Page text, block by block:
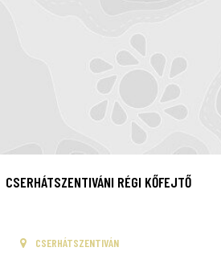
CSERHÁTSZENTIVÁNI RÉGI KŐFEJTŐ
CSERHÁTSZENTIVÁN